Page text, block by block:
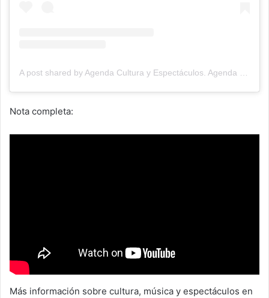
Nota completa:
Más información sobre cultura, música y espectáculos en